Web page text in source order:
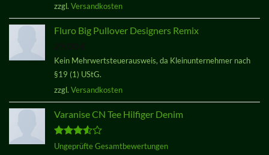
zzgl. Versandkosten
Fluro Big Pullover Designers Remix
Kein Mehrwertsteuerausweis, da Kleinunternehmer nach
§19 (1) UStG.
zzgl. Versandkosten
Varanise CN Tee Hilfiger Denim
Bewertet
Ungeprüfte Gesamtbewertungen